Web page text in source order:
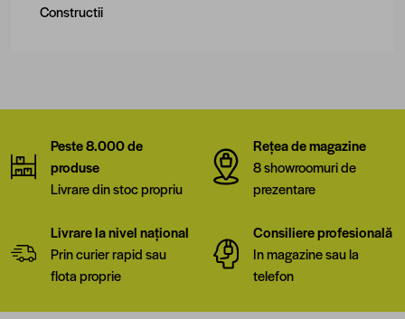
Constructii
Peste 8.000 de
produse
Livrare din stoc propriu
Rețea de magazine
8 showroomuri de
prezentare
Livrare la nivel național
Prin curier rapid sau
flota proprie
Consiliere profesională
In magazine sau la
telefon